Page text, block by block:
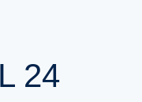
24